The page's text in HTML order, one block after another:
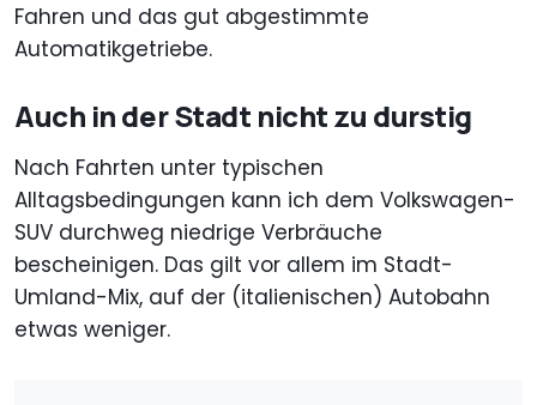
Fahren und das gut abgestimmte
Automatikgetriebe.
Auch in der Stadt nicht zu durstig
Nach Fahrten unter typischen
Alltagsbedingungen kann ich dem Volkswagen-
SUV durchweg niedrige Verbräuche
bescheinigen. Das gilt vor allem im Stadt-
Umland-Mix, auf der (italienischen) Autobahn
etwas weniger.